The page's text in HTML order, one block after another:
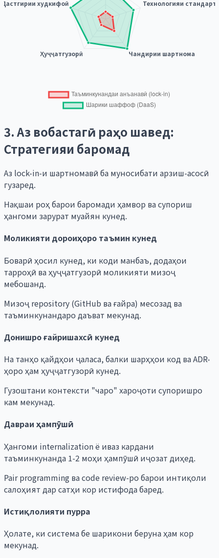
3. Аз вобастагӣ раҳо шавед:
Стратегияи баромад
Аз lock-in-и шартномавӣ ба муносибати арзиш-асосӣ
гузаред.
Нақшаи роҳ барои баромади ҳамвор ва супориш
ҳангоми зарурат муайян кунед.
Моликияти дороиҳоро таъмин кунед
Боварӣ ҳосил кунед, ки коди манбаъ, додаҳои
тарроҳӣ ва ҳуҷҷатгузорӣ моликияти мизоҷ
мебошанд.
Мизоҷ repository (GitHub ва ғайра) месозад ва
таъминкунандаро даъват мекунад.
Донишро ғайришахсӣ кунед
На танҳо қайдҳои ҷаласа, балки шарҳҳои код ва ADR-
ҳоро ҳам ҳуҷҷатгузорӣ кунед.
Гузоштани контексти "чаро" хароҷоти супоришро
кам мекунад.
Давраи ҳампӯшӣ
Ҳангоми internalization ё иваз кардани
таъминкунанда 1-2 моҳи ҳампӯшӣ иҷозат диҳед.
Pair programming ва code review-ро барои интиқоли
салоҳият дар сатҳи кор истифода баред.
Истиқлолияти пурра
Ҳолате, ки система бе шарикони беруна ҳам кор
мекунад.